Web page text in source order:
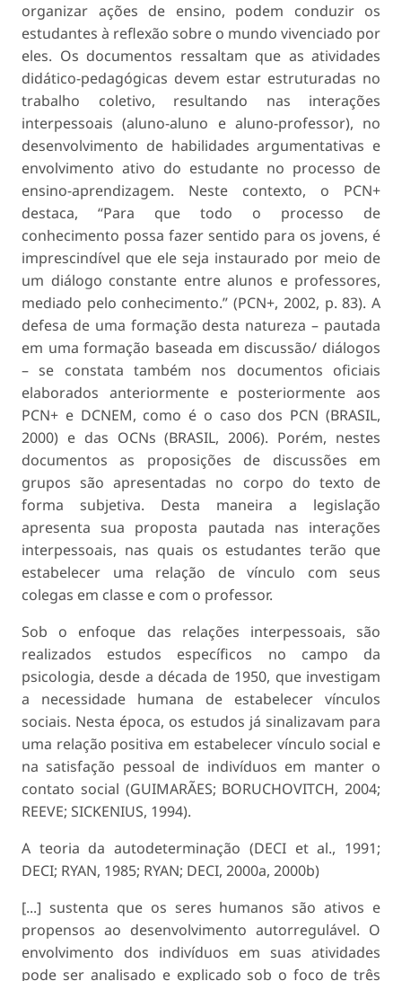
organizar ações de ensino, podem conduzir os
estudantes à reflexão sobre o mundo vivenciado por
eles. Os documentos ressaltam que as atividades
didático-pedagógicas devem estar estruturadas no
trabalho coletivo, resultando nas interações
interpessoais (aluno-aluno e aluno-professor), no
desenvolvimento de habilidades argumentativas e
envolvimento ativo do estudante no processo de
ensino-aprendizagem. Neste contexto, o PCN+
destaca, “Para que todo o processo de
conhecimento possa fazer sentido para os jovens, é
imprescindível que ele seja instaurado por meio de
um diálogo constante entre alunos e professores,
mediado pelo conhecimento.” (PCN+, 2002, p. 83). A
defesa de uma formação desta natureza – pautada
em uma formação baseada em discussão/ diálogos
– se constata também nos documentos oficiais
elaborados anteriormente e posteriormente aos
PCN+ e DCNEM, como é o caso dos PCN (BRASIL,
2000) e das OCNs (BRASIL, 2006). Porém, nestes
documentos as proposições de discussões em
grupos são apresentadas no corpo do texto de
forma subjetiva. Desta maneira a legislação
apresenta sua proposta pautada nas interações
interpessoais, nas quais os estudantes terão que
estabelecer uma relação de vínculo com seus
colegas em classe e com o professor.
Sob o enfoque das relações interpessoais, são
realizados estudos específicos no campo da
psicologia, desde a década de 1950, que investigam
a necessidade humana de estabelecer vínculos
sociais. Nesta época, os estudos já sinalizavam para
uma relação positiva em estabelecer vínculo social e
na satisfação pessoal de indivíduos em manter o
contato social (GUIMARÃES; BORUCHOVITCH, 2004;
REEVE; SICKENIUS, 1994).
A teoria da autodeterminação (DECI et al., 1991;
DECI; RYAN, 1985; RYAN; DECI, 2000a, 2000b)
[...] sustenta que os seres humanos são ativos e
propensos ao desenvolvimento autorregulável. O
envolvimento dos indivíduos em suas atividades
pode ser analisado e explicado sob o foco de três